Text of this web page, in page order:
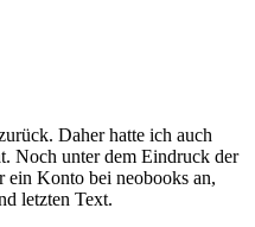
Daher hatte ich auch
Noch unter dem Eindruck der
ein Konto bei neobooks an,
letzten Text.